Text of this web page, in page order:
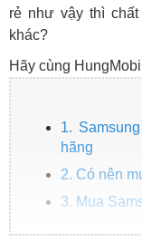
rẻ như vậy thì
khác?
Hãy cùng
1.
hãng
2. Có nên
3. Mua